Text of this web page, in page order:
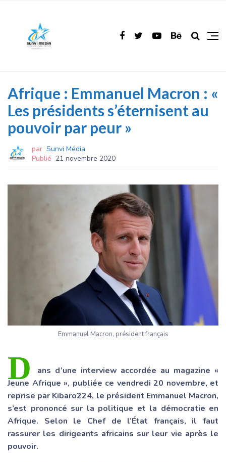
Afrique : Emmanuel Macron : «
Les présidents s’éternisent au
pouvoir par peur »
par Sunvi Média
Publié 21 novembre 2020
Emmanuel Macron, président français
D
ans d’une interview accordée au magazine «
Jeune Afrique », publiée ce vendredi 20 novembre, et
reprise par Kibaro224, le président Emmanuel Macron,
s’est prononcé sur la politique et la démocratie en
Afrique. Selon le Chef de l’État français, il faut
rassurer les dirigeants africains sur leur vie après le
pouvoir.